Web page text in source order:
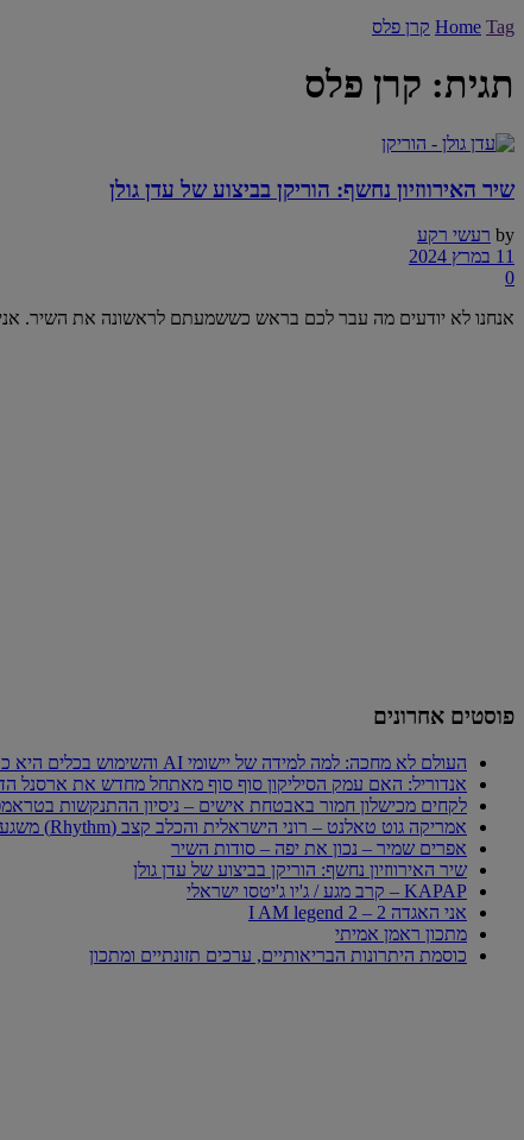
Home Tag קרן פלס
תגית: קרן פלס
שיר האירווזיון נחשף: הוריקן בביצוע של עדן גולן
by רעשי רקע
11 במרץ 2024
0
אנחנו לא יודעים מה עבר לכם בראש כששמעתם לראשונה את השיר.
פוסטים אחרונים
העולם לא מחכה: למה למידה של יישומי AI והשימוש בכלים היא כרטיס הכניסה היחיד לכלכלה החדשה
אנדוריל: האם עמק הסיליקון סוף סוף מאתחל מחדש את ארסנל
לקחים מכישלון חמור באבטחת אישים – ניסיון ההתנקשות
אמריקה גוט טאלנט – רוני הישראלית והכלב קצב (Rhythm) משגעים את העולם
אפרים שמיר – נכון את יפה – סודות השיר
שיר האירווזיון נחשף: הוריקן בביצוע של עדן גולן
KAPAP – קרב מגע / ג'יו ג'יטסו ישראלי
אני האגדה 2 – I AM legend 2
מתכון ראמן אמיתי
כוסמת היתרונות הבריאותיים, ערכים תזונתיים ומתכון